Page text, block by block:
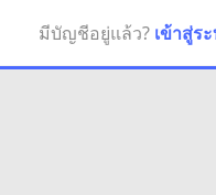
มีบัญชีอยู่แล้ว? เข้าสู่ร